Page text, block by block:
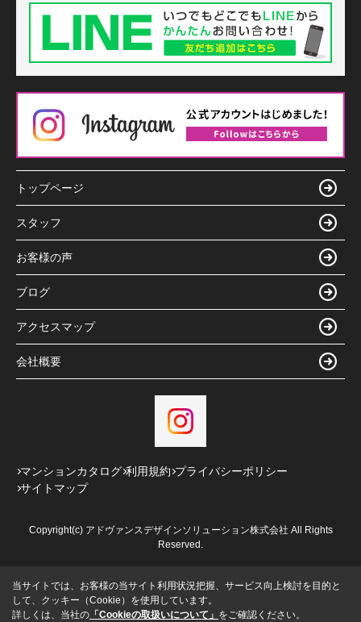
トップページ
スタッフ
お客様の声
ブログ
アクセスマップ
会社概要
マンションカタログ 利用規約 プライバシーポリシー
サイトマップ
Copyright(c) アドヴァンスデザインソリューション株式会社 All Rights
Reserved.
当サイトでは、お客様の当サイト利用状況把握、サービス向上検討を目的と
して、クッキー（Cookie）を使用しています。
詳しくは、当社の 「Cookieの取扱いについて」 をご確認ください。